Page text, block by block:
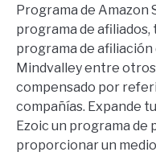
Programa de Amazon
programa de
programa de afiliación
Mindvalley entre
compensado por
compañías. Expande
Ezoic un programa de
proporcionar un